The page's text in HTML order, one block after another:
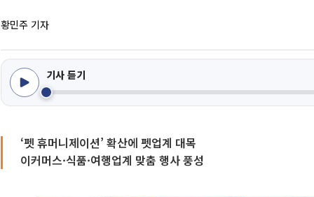
황민주 기자
기사 듣기
‘펫 휴머니제이션’ 확산에 펫업계 대목
이커머스·식품·여행업계 맞춤 행사 풍성